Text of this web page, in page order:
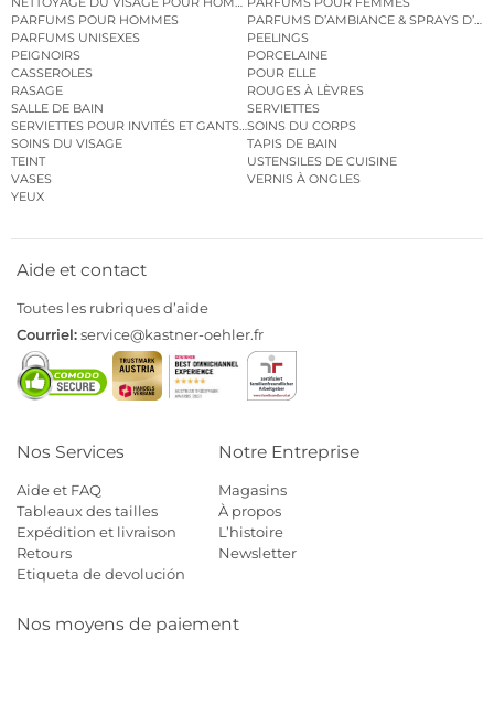
PARFUMS POUR HOMMES
PARFUMS D’AMBIANCE & SPRAYS
PARFUMS UNISEXES
PEELINGS
PEIGNOIRS
PORCELAINE
CASSEROLES
POUR ELLE
RASAGE
ROUGES À LÈVRES
SALLE DE BAIN
SERVIETTES
SERVIETTES POUR INVITÉS ET GANTS DE TOILETTE
SOINS DU CORPS
SOINS DU VISAGE
TAPIS DE BAIN
TEINT
USTENSILES DE CUISINE
VASES
VERNIS À ONGLES
YEUX
Aide et contact
Toutes les rubriques d’aide
Courriel:service@kastner-oehler.fr
Nos Services
Aide et FAQ
Tableaux des tailles
Expédition et livraison
Retours
Etiqueta de devolución
Notre Entreprise
Magasins
À propos
L’histoire
Newsletter
Nos moyens de paiement